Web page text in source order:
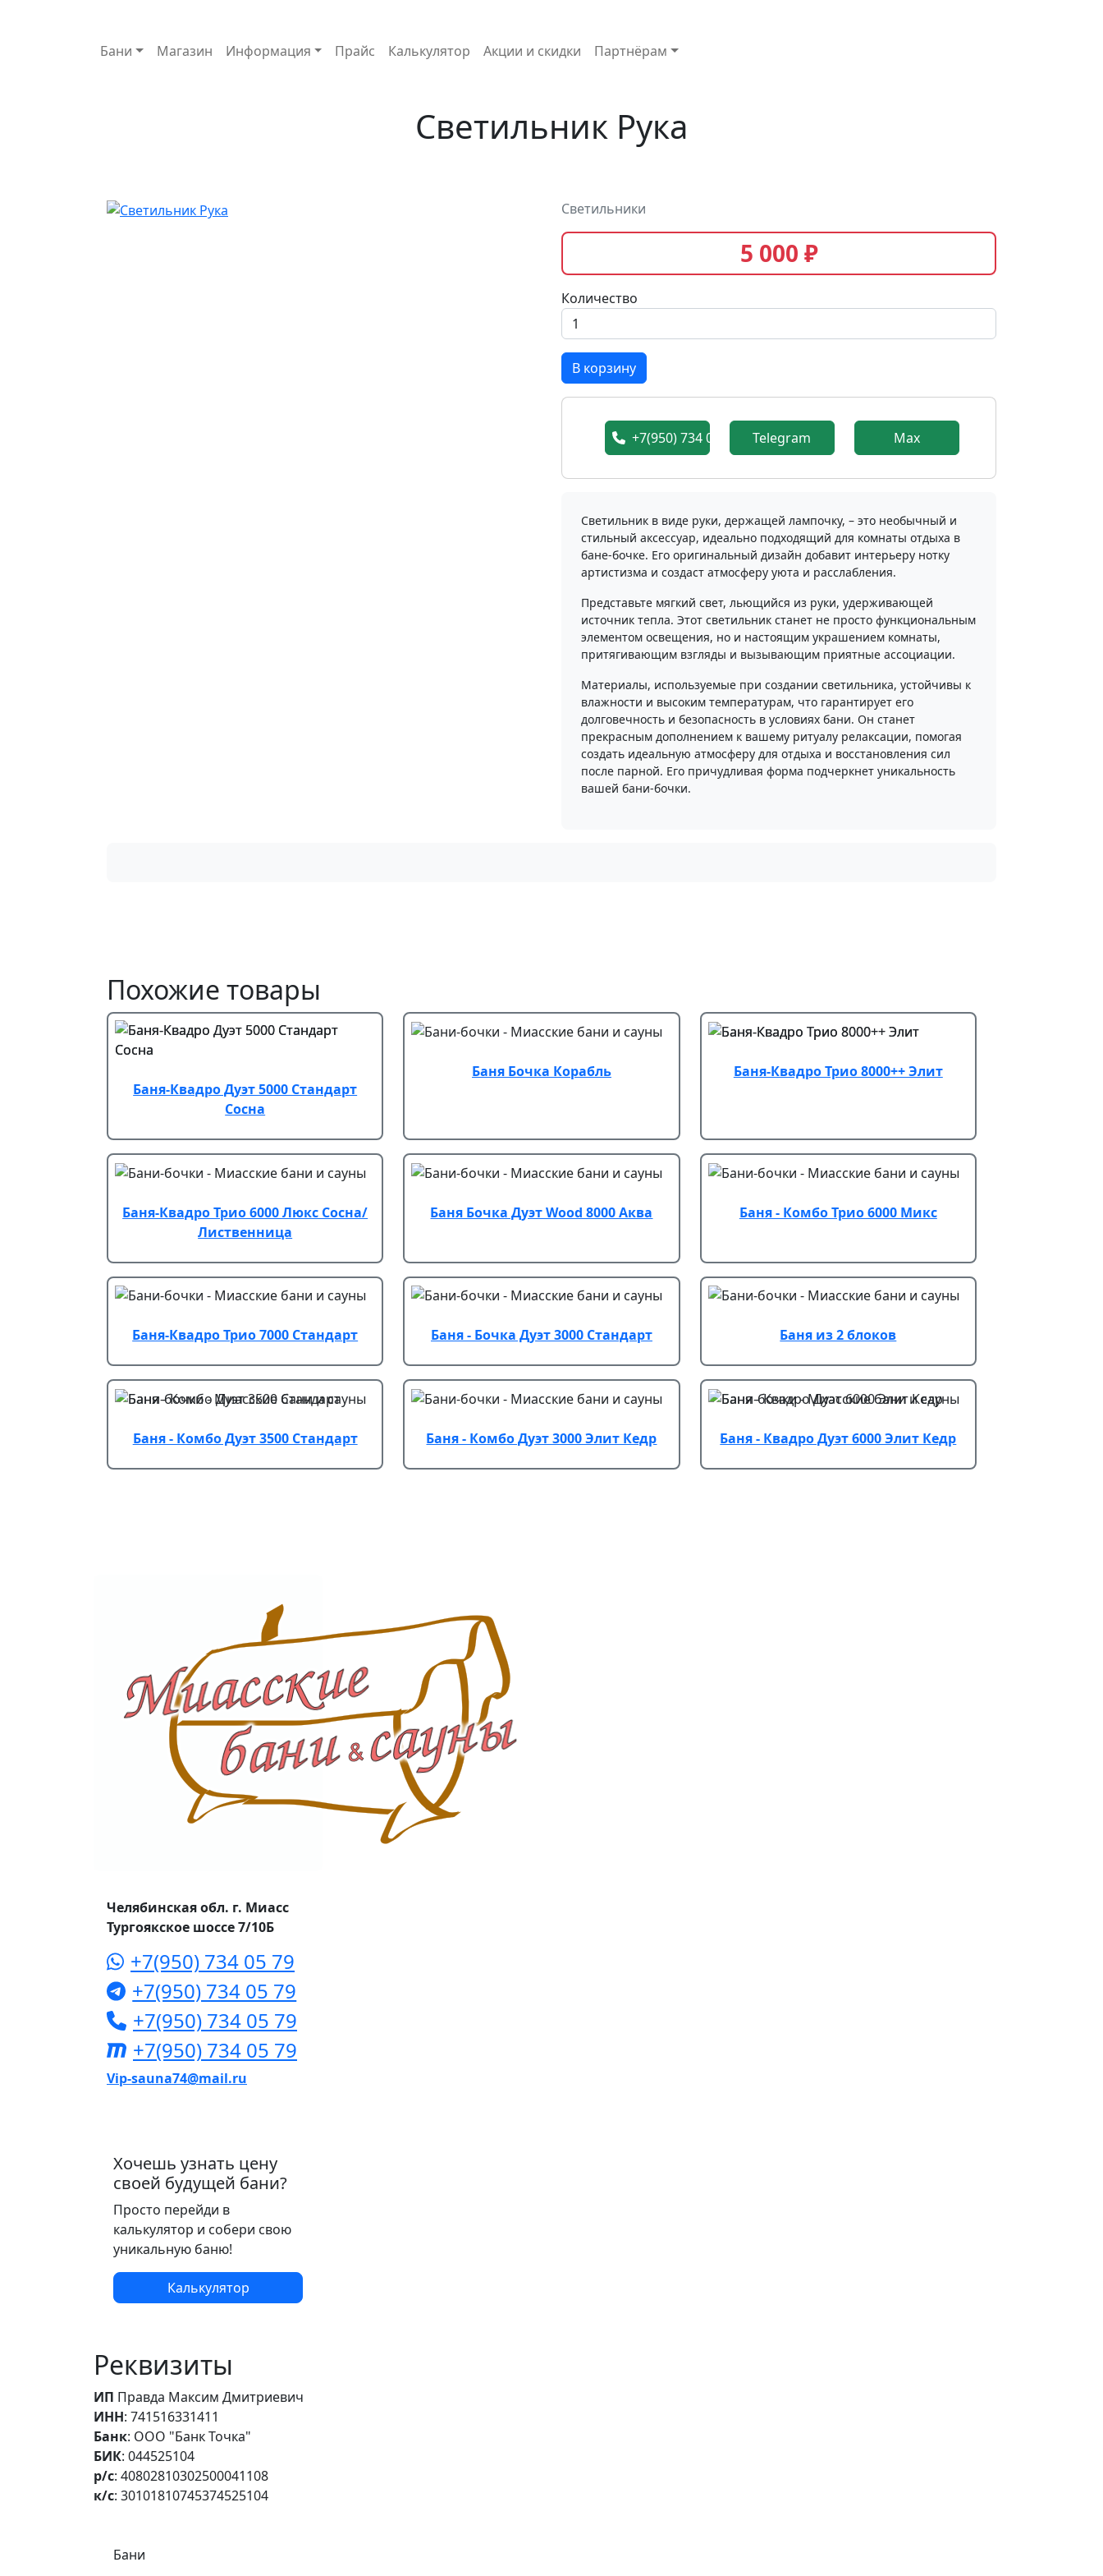
Основная навигация
Бани Магазин Информация Прайс Калькулятор Акции и скидки Партнёрам
Светильник Рука
Светильники
5 000 ₽
Количество
В корзину
+7(950) 734 05 79 Telegram Max
Светильник в виде руки, держащей лампочку, – это необычный и
стильный аксессуар, идеально подходящий для комнаты отдыха в
бане-бочке. Его оригинальный дизайн добавит интерьеру нотку
артистизма и создаст атмосферу уюта и расслабления.
Представьте мягкий свет, льющийся из руки, удерживающей
источник тепла. Этот светильник станет не просто функциональным
элементом освещения, но и настоящим украшением комнаты,
притягивающим взгляды и вызывающим приятные ассоциации.
Материалы, используемые при создании светильника, устойчивы к
влажности и высоким температурам, что гарантирует его
долговечность и безопасность в условиях бани. Он станет
прекрасным дополнением к вашему ритуалу релаксации, помогая
создать идеальную атмосферу для отдыха и восстановления сил
после парной. Его причудливая форма подчеркнет уникальность
вашей бани-бочки.
Похожие товары
Баня-Квадро Дуэт 5000 Стандарт
Сосна
Баня Бочка Корабль Баня-Квадро Трио 8000++ Элит
Баня-Квадро Трио 6000 Люкс Сосна/
Лиственница
Баня Бочка Дуэт Wood 8000 Аква Баня - Комбо Трио 6000 Микс
Баня-Квадро Трио 7000 Стандарт Баня - Бочка Дуэт 3000 Стандарт Баня из 2 блоков
Баня - Комбо Дуэт 3500 Стандарт Баня - Комбо Дуэт 3000 Элит Кедр Баня - Квадро Дуэт 6000 Элит Кедр
Челябинская обл. г. Миасс
Тургоякское шоссе 7/10Б
+7(950) 734 05 79
+7(950) 734 05 79
+7(950) 734 05 79
+7(950) 734 05 79
Vip-sauna74@mail.ru
Хочешь узнать цену
своей будущей бани?
Просто перейди в
калькулятор и собери свою
уникальную баню!
Калькулятор
Реквизиты
ИП Правда Максим Дмитриевич
ИНН: 741516331411
Банк: ООО "Банк Точка"
БИК: 044525104
р/с: 40802810302500041108
к/с: 30101810745374525104
Самое важное
Бани